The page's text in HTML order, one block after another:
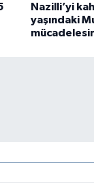
Nazilli’yi
yaşındaki